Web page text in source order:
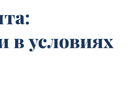
в условиях